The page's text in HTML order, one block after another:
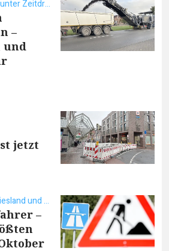
Bauarbeiten starten unter Zeitdruck
–
und
jetzt
Sperrungen in Ostfriesland und umzu
–